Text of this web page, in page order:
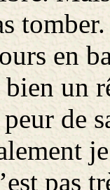
tomber.
en
bien un
de
pas